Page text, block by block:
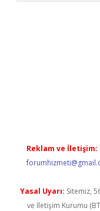
Reklam ve İletişim:
Yasal Uyarı: Sitemiz,
ve İletişim Kurumu